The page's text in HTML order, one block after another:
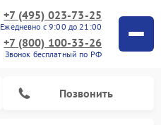
+7 (495) 023-73-25
Ежедневно с 9:00 до 21:00
+7 (800) 100-33-26
Звонок бесплатный по РФ
Позвонить